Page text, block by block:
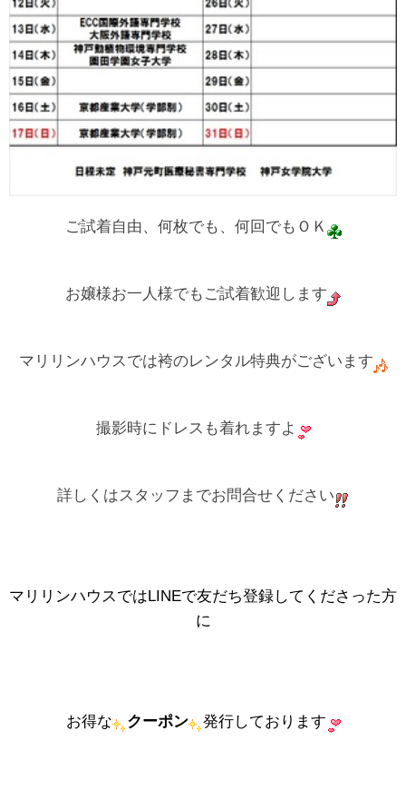
ご試着自由、何枚でも、何回でもＯＫ
お嬢様お一人様でもご試着歓迎します
マリリンハウスでは袴のレンタル特典がございます
撮影時にドレスも着れますよ
詳しくはスタッフまでお問合せください
マリリンハウスではLINEで友だち登録してくださった方
に
お得な クーポン 発行しております